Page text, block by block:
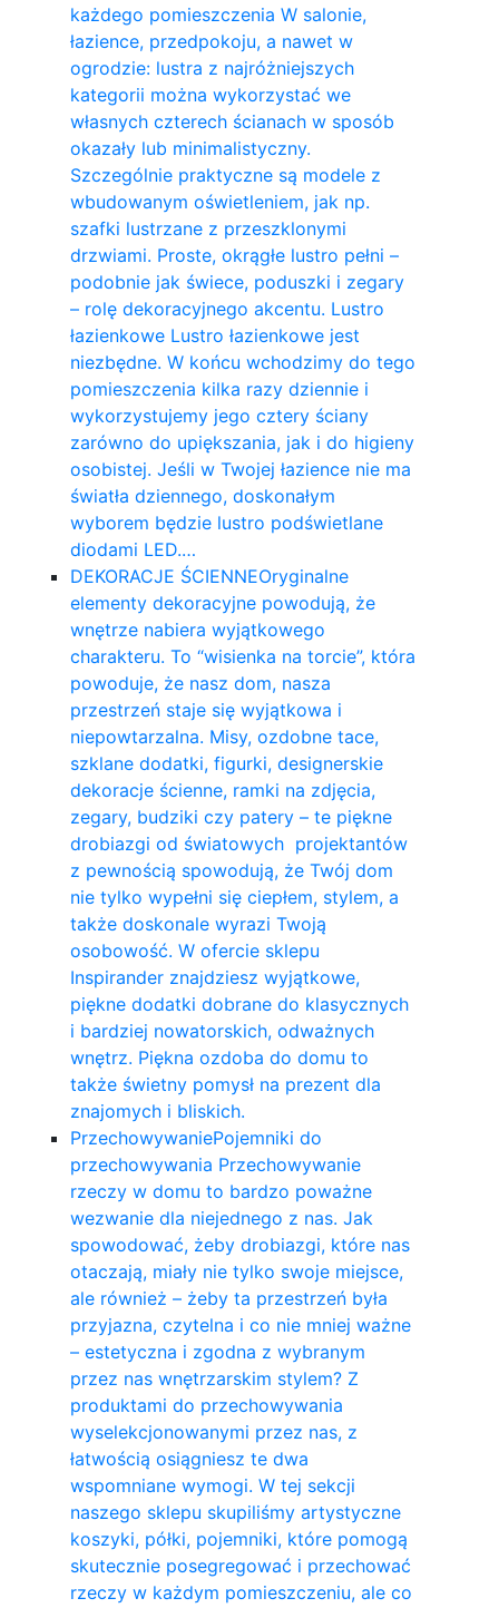
każdego pomieszczenia W salonie,
łazience, przedpokoju, a nawet w
ogrodzie: lustra z najróżniejszych
kategorii można wykorzystać we
własnych czterech ścianach w sposób
okazały lub minimalistyczny.
Szczególnie praktyczne są modele z
wbudowanym oświetleniem, jak np.
szafki lustrzane z przeszklonymi
drzwiami. Proste, okrągłe lustro pełni –
podobnie jak świece, poduszki i zegary
– rolę dekoracyjnego akcentu. Lustro
łazienkowe Lustro łazienkowe jest
niezbędne. W końcu wchodzimy do tego
pomieszczenia kilka razy dziennie i
wykorzystujemy jego cztery ściany
zarówno do upiększania, jak i do higieny
osobistej. Jeśli w Twojej łazience nie ma
światła dziennego, doskonałym
wyborem będzie lustro podświetlane
diodami LED.…
DEKORACJE ŚCIENNEOryginalne
elementy dekoracyjne powodują, że
wnętrze nabiera wyjątkowego
charakteru. To “wisienka na torcie”, która
powoduje, że nasz dom, nasza
przestrzeń staje się wyjątkowa i
niepowtarzalna. Misy, ozdobne tace,
szklane dodatki, figurki, designerskie
dekoracje ścienne, ramki na zdjęcia,
zegary, budziki czy patery – te piękne
drobiazgi od światowych projektantów
z pewnością spowodują, że Twój dom
nie tylko wypełni się ciepłem, stylem, a
także doskonale wyrazi Twoją
osobowość. W ofercie sklepu
Inspirander znajdziesz wyjątkowe,
piękne dodatki dobrane do klasycznych
i bardziej nowatorskich, odważnych
wnętrz. Piękna ozdoba do domu to
także świetny pomysł na prezent dla
znajomych i bliskich.
PrzechowywaniePojemniki do
przechowywania Przechowywanie
rzeczy w domu to bardzo poważne
wezwanie dla niejednego z nas. Jak
spowodować, żeby drobiazgi, które nas
otaczają, miały nie tylko swoje miejsce,
ale również – żeby ta przestrzeń była
przyjazna, czytelna i co nie mniej ważne
– estetyczna i zgodna z wybranym
przez nas wnętrzarskim stylem? Z
produktami do przechowywania
wyselekcjonowanymi przez nas, z
łatwością osiągniesz te dwa
wspomniane wymogi. W tej sekcji
naszego sklepu skupiliśmy artystyczne
koszyki, półki, pojemniki, które pomogą
skutecznie posegregować i przechować
rzeczy w każdym pomieszczeniu, ale co